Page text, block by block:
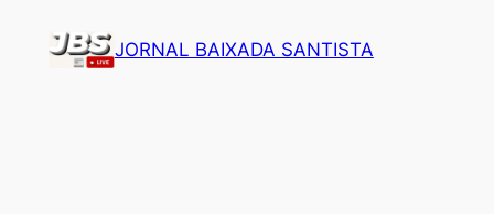
JORNAL BAIXADA SANTISTA